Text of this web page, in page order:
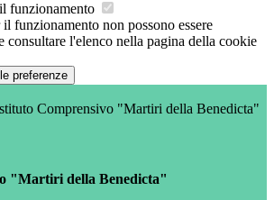
funzionamento
funzionamento non possono essere
consultare l'elenco nella pagina della cookie
preferenze
Comprensivo "Martiri della Benedicta"
"Martiri della Benedicta"